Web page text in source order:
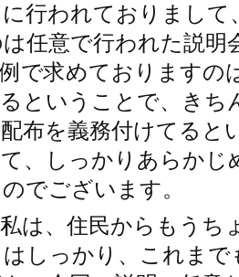
行われておりまし
任意で行われた説明
で求めておりますの
ということで、き
布を義務付けてると
、しっかりあらか
でございます。
は、住民からもうち
しっかり、これま